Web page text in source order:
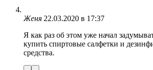
Женя 22.03.2020 в 17:37
Я как раз об этом уже начал
купить спиртовые салфетки и
средства.